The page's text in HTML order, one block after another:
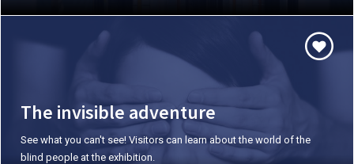
The invisible adventure
See what you can't see! Visitors can learn about the world of the
blind people at the exhibition.